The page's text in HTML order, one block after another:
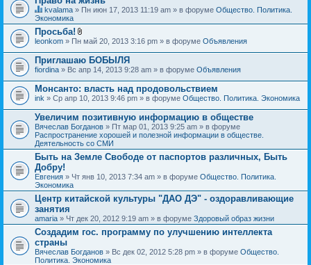
Д
а
н
н
я
т
е
м
а
с
о
д
е
р
ж
и
т
о
п
р
о
с
.
kvalama » Пн июн 17, 2013 11:19 am » в форуме Общество. Политика.
Экономика
Просьба!
В
о
ж
е
н
и
я
leonkom » Пн май 20, 2013 3:16 pm » в форуме Объявления
Приглашаю БОБЫЛЯ
fiordina » Вс апр 14, 2013 9:28 am » в форуме Объявления
Монсанто: власть над продовольствием
ink » Ср апр 10, 2013 9:46 pm » в форуме Общество. Политика. Экономика
Увеличим позитивную информацию в обществе
Вячеслав Богданов » Пт мар 01, 2013 9:25 am » в форуме
Распространение хорошей и полезной информации в обществе.
Деятельность со СМИ
Быть на Земле Свободе от паспортов различных, Быть
Добру!
Евгения » Чт янв 10, 2013 7:34 am » в форуме Общество. Политика.
Экономика
Центр китайской культуры "ДАО ДЭ" - оздоравливающие
занятия
amaria » Чт дек 20, 2012 9:19 am » в форуме Здоровый образ жизни
Создадим гос. программу по улучшению интеллекта
страны
Вячеслав Богданов » Вс дек 02, 2012 5:28 pm » в форуме Общество.
Политика. Экономика